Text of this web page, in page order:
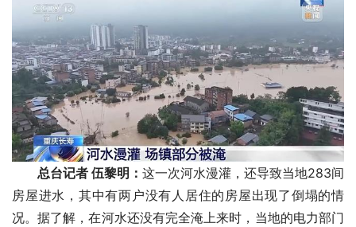
总台记者 伍黎明： 这一次河水漫灌，还导致当地283间
房屋进水，其中有两户没有人居住的房屋出现了倒塌的情
况。据了解，在河水还没有完全淹上来时，当地的电力部门